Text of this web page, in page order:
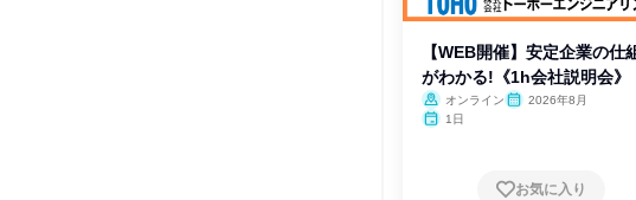
【WEB開催】安定企業の仕
がわかる!《1h会社説明会》
オンライン
2026年8月
1日
お気に入り